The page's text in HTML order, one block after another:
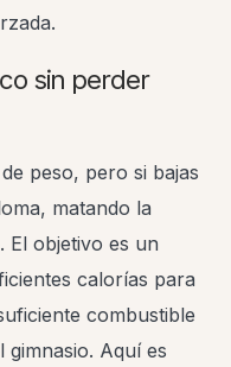
sin perder
peso, pero si bajas
matando la
El objetivo es un
calorías para
combustible
Aquí es